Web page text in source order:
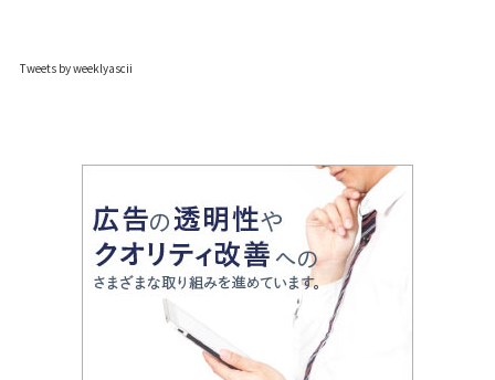
Tweets by weeklyascii